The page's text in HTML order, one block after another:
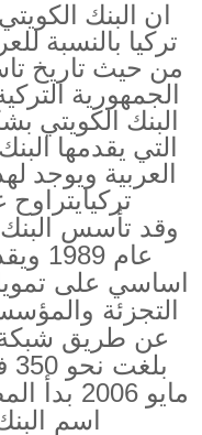
ان البنك
تركيا بالنسبة
من حيث تاريخ
الجمهورية
البنك
التي يقدمها
العربية ويوجد
تركيايتراوح
وقد تأسس البنك
عام 1989 و
اساسي على
التجزئة
عن طريق شبكة
مايو
اسم